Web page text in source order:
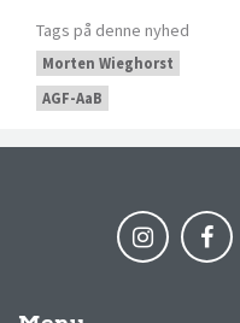
Tags på denne nyhed
Morten Wieghorst
AGF-AaB